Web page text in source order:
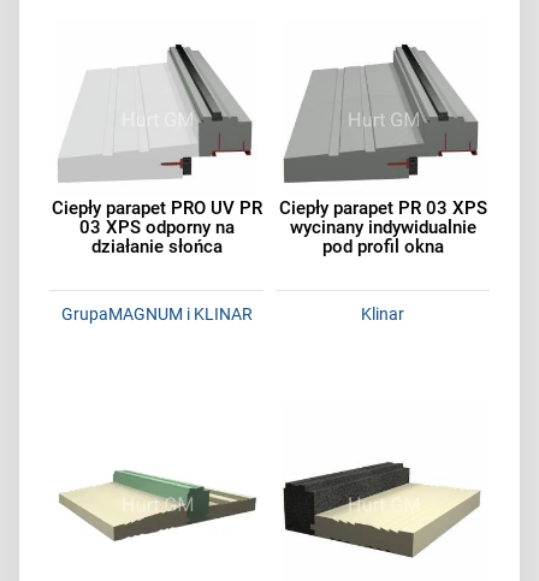
Ciepły parapet PRO UV PR
03 XPS odporny na
działanie słońca
GrupaMAGNUM i KLINAR
Ciepły parapet PR 03 XPS
wycinany indywidualnie
pod profil okna
Klinar